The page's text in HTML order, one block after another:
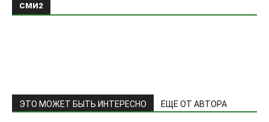
СМИ2
ЭТО МОЖЕТ БЫТЬ ИНТЕРЕСНО ЕЩЕ ОТ АВТОРА